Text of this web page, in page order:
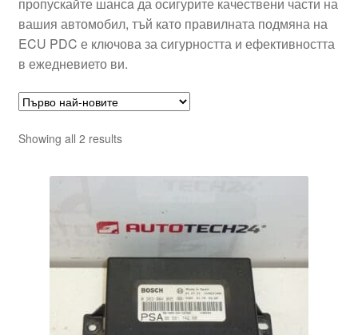
пропускайте шансa да осигурите качествени части на
вашия автомобил, тъй като правилната подмяна на
ECU PDC е ключова за сигурността и ефективността
в ежедневието ви.
Showing all 2 resultsSorted
latest